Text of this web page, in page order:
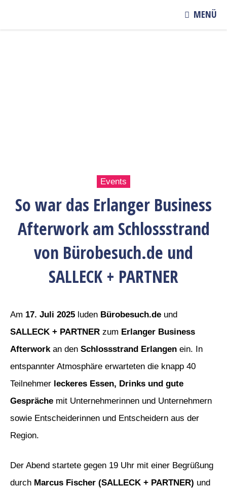
MENÜ
Events
So war das Erlanger Business
Afterwork am Schlossstrand
von Bürobesuch.de und
SALLECK + PARTNER
Am 17. Juli 2025 luden Bürobesuch.de und
SALLECK + PARTNER zum Erlanger Business
Afterworkan den Schlossstrand Erlangen ein. In
entspannter Atmosphäre erwarteten die knapp 40
Teilnehmer leckeres Essen, Drinks und gute
Gespräche mit Unternehmerinnen und Unternehmern
sowie Entscheiderinnen und Entscheidern aus der
Region.
Der Abend startete gegen 19 Uhr mit einer Begrüßung
durch Marcus Fischer (SALLECK + PARTNER) und